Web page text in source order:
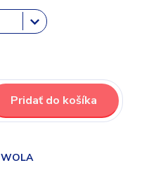
Pridať do košíka
WOLA